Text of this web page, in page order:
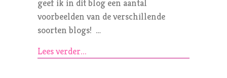
geef ik in dit blog een aantal
voorbeelden van de verschillende
soorten blogs! …
Lees verder...